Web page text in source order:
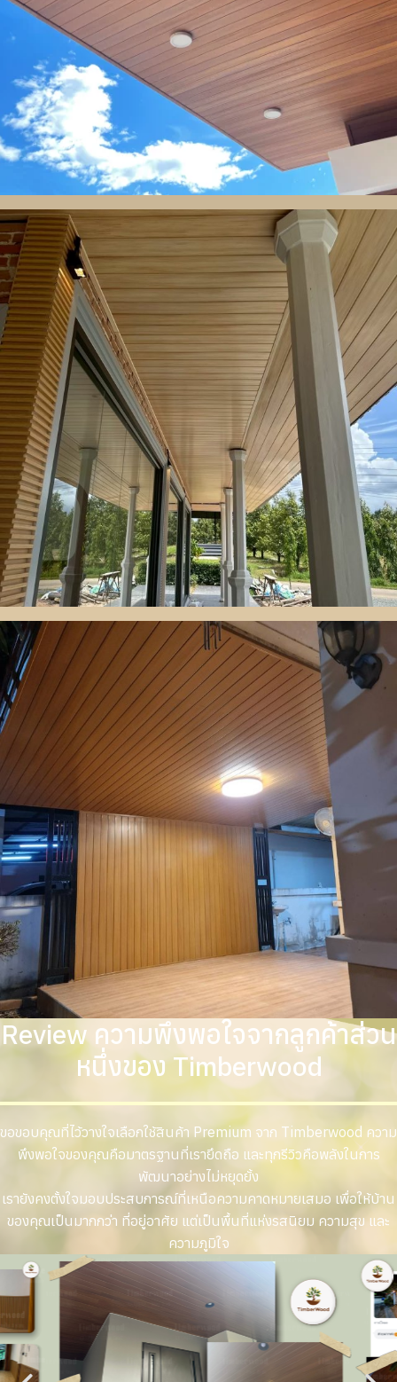
Review ความพึงพอใจจากลูกค้าส่วน
หนึ่งของ Timberwood
ขอขอบคุณที่ไว้วางใจเลือกใช้สินค้า Premium จาก Timberwood ความ
พึงพอใจของคุณคือมาตรฐานที่เรายึดถือ และทุกรีวิวคือพลังในการ
พัฒนาอย่างไม่หยุดยั้ง
เรายังคงตั้งใจมอบประสบการณ์ที่เหนือความคาดหมายเสมอ เพื่อให้บ้าน
ของคุณเป็นมากกว่า ที่อยู่อาศัย แต่เป็นพื้นที่แห่งรสนิยม ความสุข และ
ความภูมิใจ